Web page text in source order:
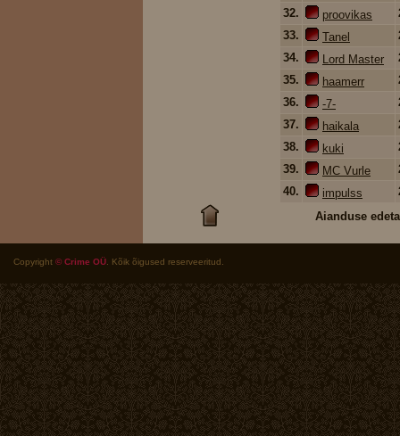
32.
proovikas
33.
Tanel
34.
Lord Master
35.
haamerr
36.
-7-
37.
haikala
38.
kuki
39.
MC Vurle
40.
impulss
Aianduse
Copyright © Crime OÜ . Kõik õigused reserveeritud.